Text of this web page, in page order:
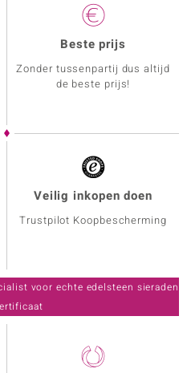
Beste prijs
Zonder tussenpartij dus altijd
de beste prijs!
Veilig inkopen doen
Trustpilot Koopbescherming
voor echte edelsteen sieraden